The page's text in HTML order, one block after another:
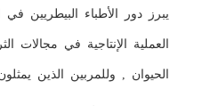
يبرز دور الأطباء البيطريين
العملية الإنتاجية في مجالات
الحيوان , وللمربين الذين